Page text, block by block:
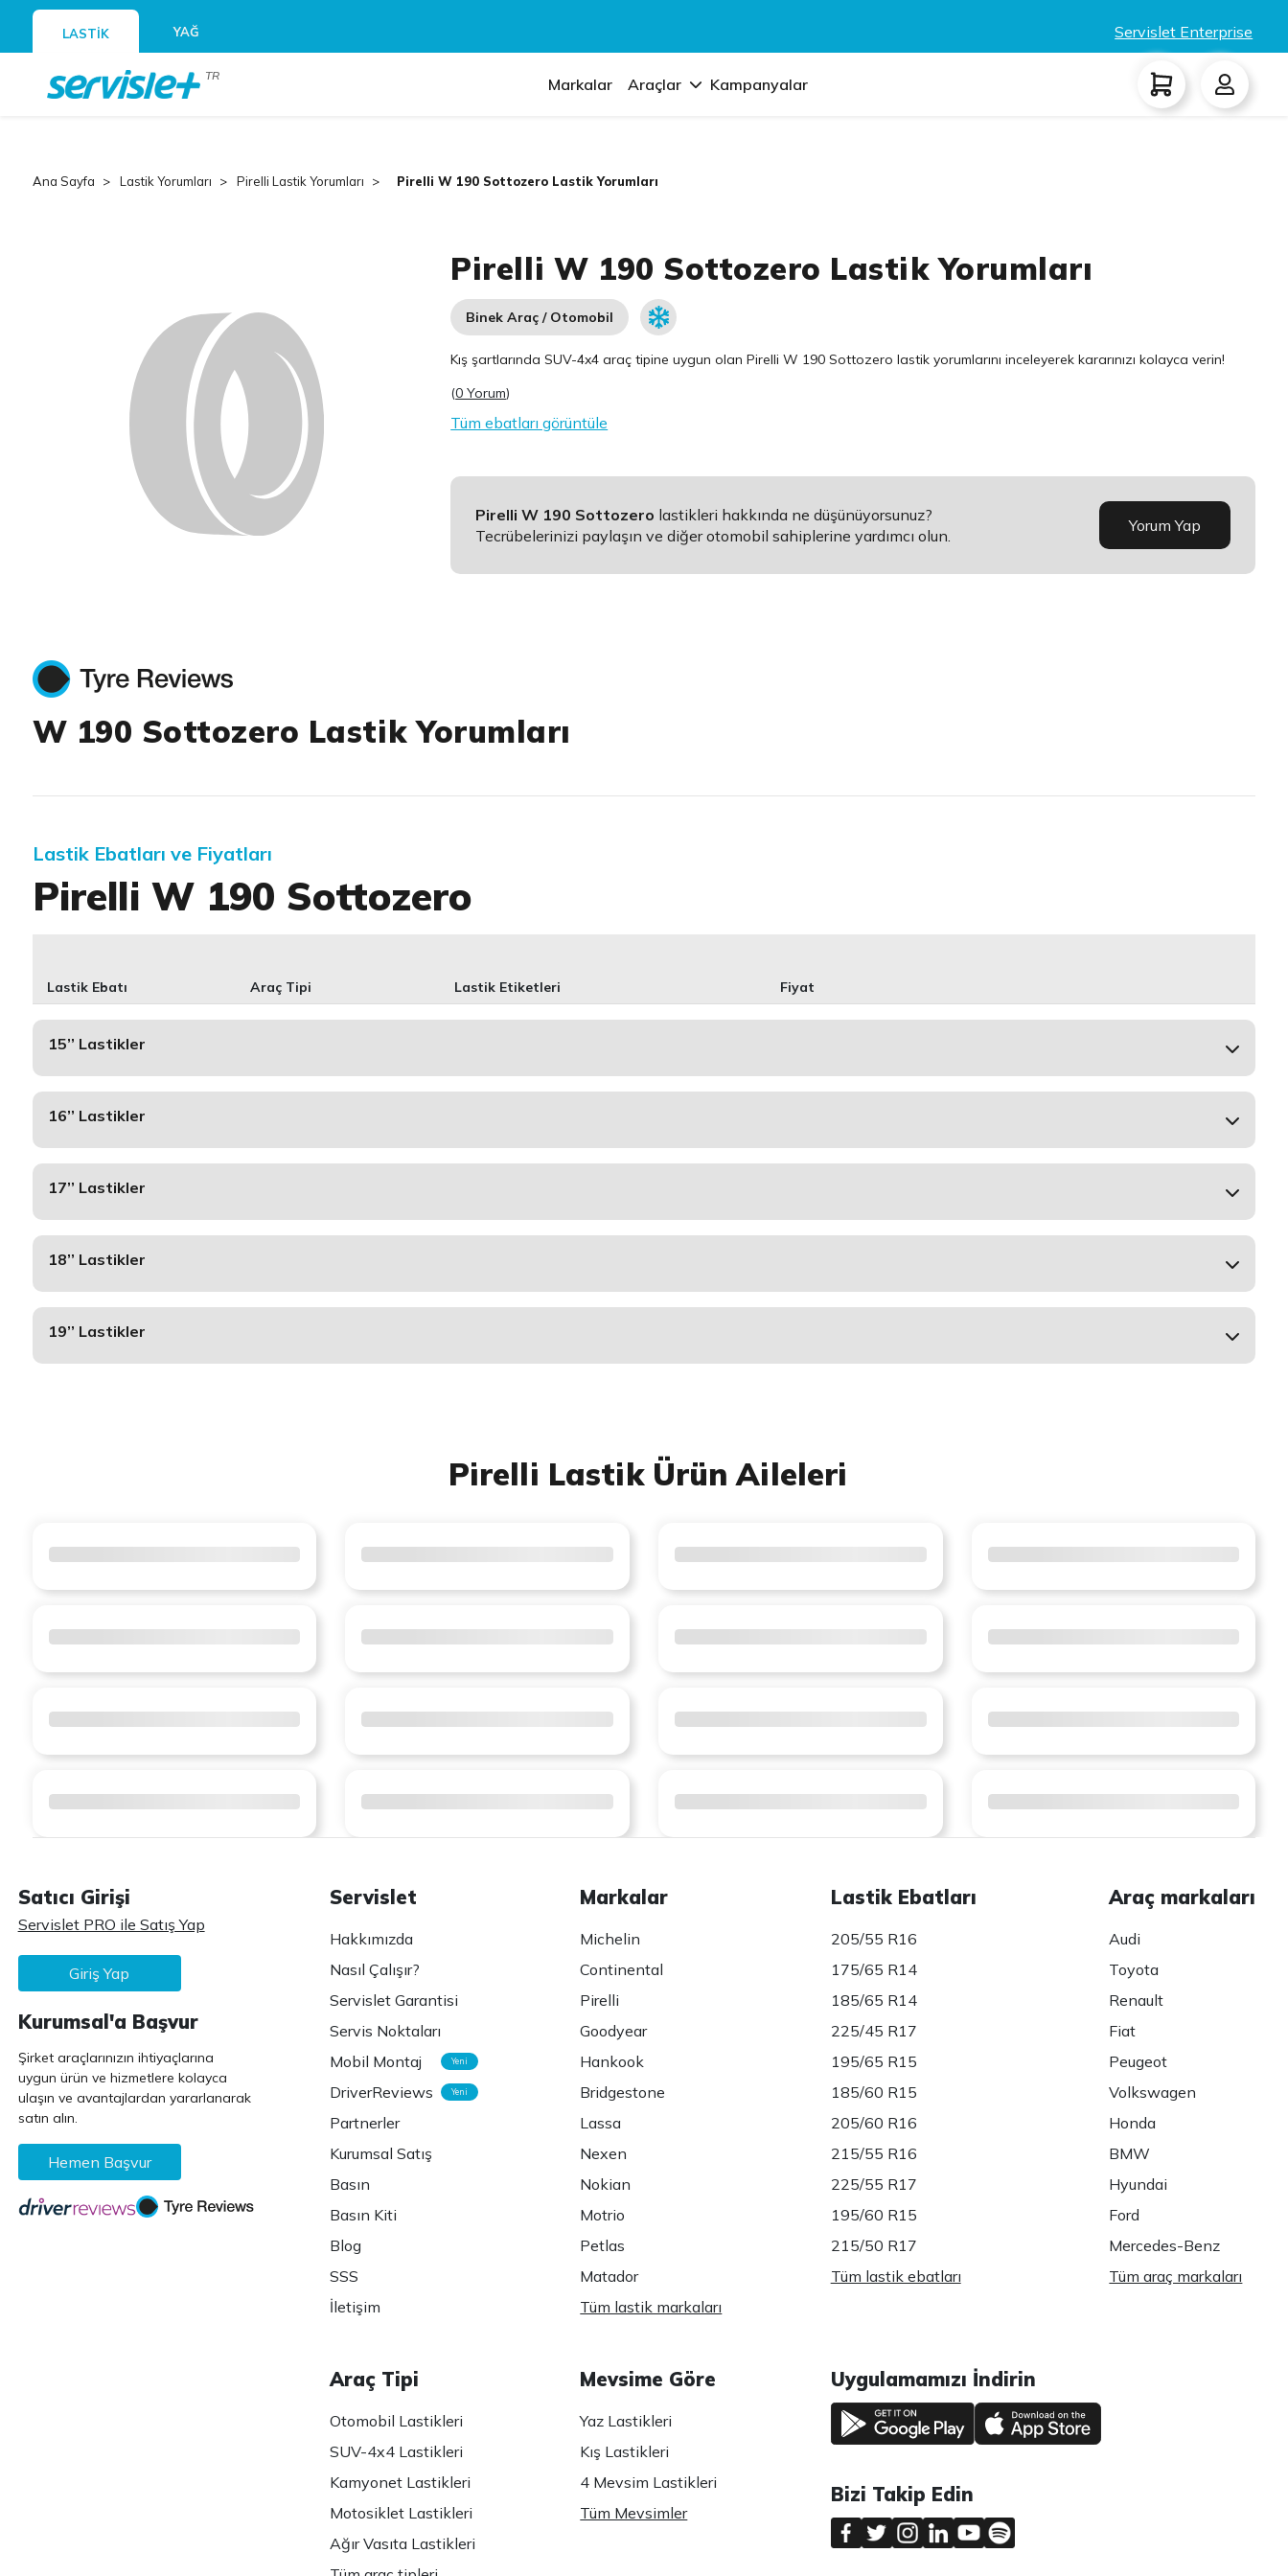
LASTİK YAĞ Servislet Enterprise
TR Markalar Araçlar Kampanyalar
Ana Sayfa Lastik Yorumları Pirelli Lastik Yorumları Pirelli W 190 Sottozero Lastik Yorumları
Pirelli W 190 Sottozero Lastik Yorumları
Binek Araç / Otomobil
Kış şartlarında SUV-4x4 araç tipine uygun olanPirelli W 190 Sottozero lastik yorumlarını inceleyerek kararınızı kolayca verin!
(0 Yorum)
Tüm ebatları görüntüle
Pirelli W 190 Sottozero lastikleri hakkında ne düşünüyorsunuz?
Tecrübelerinizi paylaşın ve diğer otomobil sahiplerine yardımcı olun.
Yorum Yap
W 190 Sottozero Lastik Yorumları
Lastik Ebatları ve Fiyatları
Pirelli W 190 Sottozero
Lastik Ebatı Araç Tipi Lastik Etiketleri Fiyat
15’’ Lastikler
16’’ Lastikler
17’’ Lastikler
18’’ Lastikler
19’’ Lastikler
Pirelli Lastik Ürün Aileleri
Satıcı Girişi
Servislet PRO ile Satış Yap
Giriş Yap
Kurumsal'a Başvur
Şirket araçlarınızın ihtiyaçlarına
uygun ürün ve hizmetlere kolayca
ulaşın ve avantajlardan yararlanarak
satın alın.
Hemen Başvur
Servislet
Hakkımızda
Nasıl Çalışır?
Servislet Garantisi
Servis Noktaları
Mobil Montaj
Yeni
DriverReviews Yeni
Partnerler
Kurumsal Satış
Basın
Basın Kiti
Blog
SSS
İletişim
Markalar
Michelin
Continental
Pirelli
Goodyear
Hankook
Bridgestone
Lassa
Nexen
Nokian
Motrio
Petlas
Matador
Tüm lastik markaları
Lastik Ebatları
205/55 R16
175/65 R14
185/65 R14
225/45 R17
195/65 R15
185/60 R15
205/60 R16
215/55 R16
225/55 R17
195/60 R15
215/50 R17
Tüm lastik ebatları
Araç markaları
Audi
Toyota
Renault
Fiat
Peugeot
Volkswagen
Honda
BMW
Hyundai
Ford
Mercedes-Benz
Tüm araç markaları
Araç Tipi
Otomobil Lastikleri
SUV-4x4 Lastikleri
Kamyonet Lastikleri
Motosiklet Lastikleri
Ağır Vasıta Lastikleri
Mevsime Göre
Yaz Lastikleri
Kış Lastikleri
4 Mevsim Lastikleri
Tüm Mevsimler
Uygulamamızı İndirin
Bizi Takip Edin